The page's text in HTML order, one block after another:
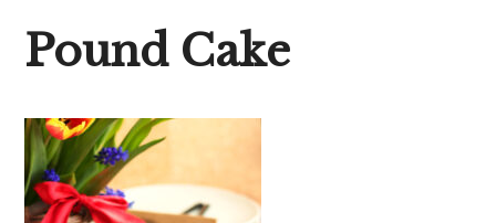
Pound Cake